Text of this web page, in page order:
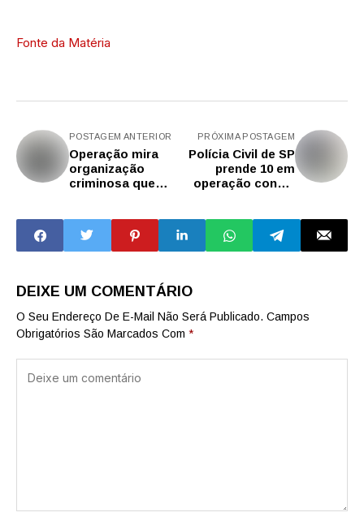
Fonte da Matéria
POSTAGEM ANTERIOR
Operação mira
organização
criminosa que
PRÓXIMA POSTAGEM
Polícia Civil de SP
prende 10 em
operação contra
DEIXE UM COMENTÁRIO
O Seu Endereço De E-Mail Não Será Publicado. Campos
Obrigatórios São Marcados Com *